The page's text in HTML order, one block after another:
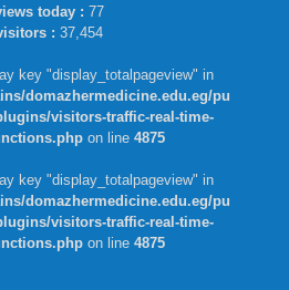
today : 77
: 37,454
key "display_totalpageview" in
domazhermedicine.edu.eg/pu
visitors-traffic-real-time-
on line 4875
key "display_totalpageview" in
domazhermedicine.edu.eg/pu
visitors-traffic-real-time-
on line 4875